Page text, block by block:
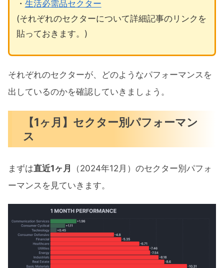
・ 生活必需品セクター
(それぞれのセクターについて詳細記事のリンクを
貼っておきます。)
それぞれのセクターが、どのようなパフォーマンスを
出しているのかを確認していきましょう。
【1ヶ月】セクター別パフォーマン
ス
まずは直近1ヶ月
（2024年12月）のセクター別パフォ
ーマンスを見ていきます。